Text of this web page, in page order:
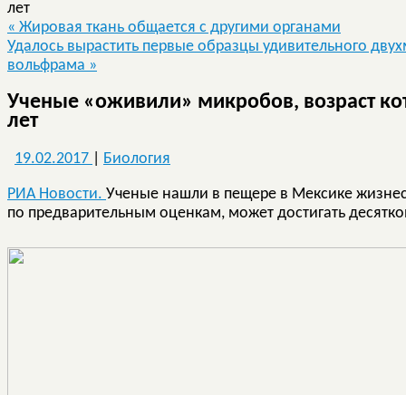
лет
« Жировая ткань общается с другими органами
Удалось вырастить первые образцы удивительного
вольфрама »
Ученые «оживили» микробов, возраст
лет
19.02.2017 Биология
РИА Новости. Ученые нашли в пещере в Мексике
по предварительным оценкам, может достигать